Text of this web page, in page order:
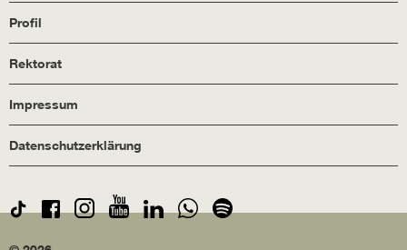
Profil
Rektorat
Impressum
Datenschutzerklärung